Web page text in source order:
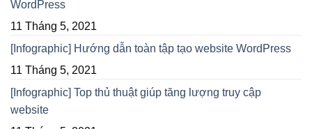
WordPress
11 Tháng 5, 2021
[Infographic] Hướng dẫn toàn tập tạo website WordPress
11 Tháng 5, 2021
[Infographic] Top thủ thuật giúp tăng lượng truy cập
website